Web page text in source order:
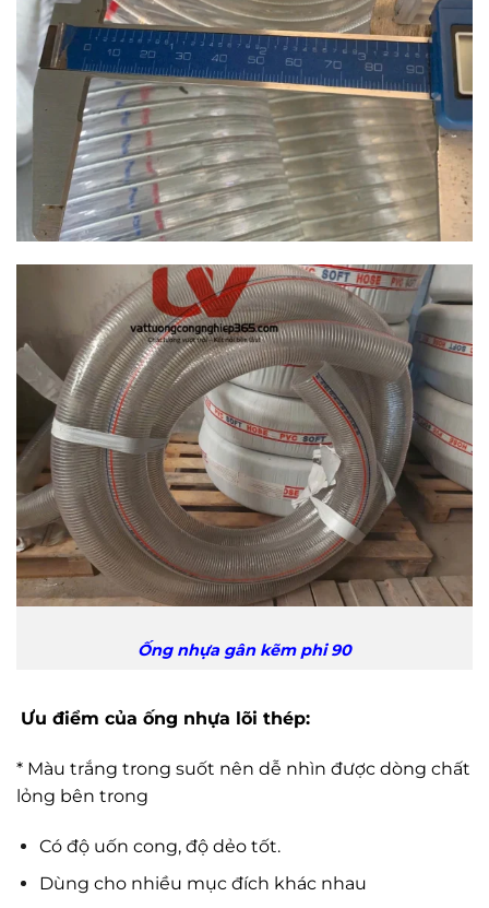
Ống nhựa gân kẽm phi 90
Ưu điểm của ống nhựa lõi thép:
* Màu trắng trong suốt nên dễ nhìn được dòng chất
lỏng bên trong
Có độ uốn cong, độ dẻo tốt.
Dùng cho nhiều mục đích khác nhau